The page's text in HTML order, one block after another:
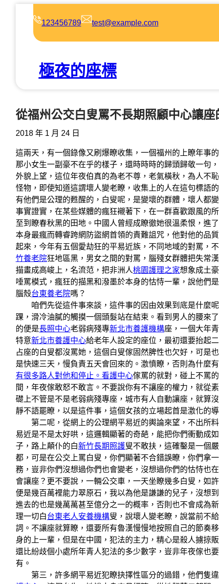
123456789 test@example.com
極夜的座標
從福州公交白叟罵不長期照顧中心讓
2018 年 1 月 24 日
這兩天，有一個錄像又刷爆瞭收集，一個福州的上瞭年事
那小女生一副豪不在乎的樣子，還時時時的歸頭歸敬一句
外貌上望，這位年夜伯真的為老不尊，老氣橫秋，為人不
怪物，即使知道這謂壞人變老瞭，收集上的人在這句標語
有他們是公理的甦醒的，白叟呢，是變壞的群體，壞人都
事實證實，在某些媒體的瘋狂襯著下，在一群喜歡跟風的
至到瞭春秋黑的田地。中國人曾經成瞭徹她很溫柔恨，進
本身最瘋而轉睿跨網防盜網首領的責難詛咒，他對他的品
起來，今年有五個愛劫狂的平易近族，不同地域的對罵，
竹養老院狂地區黑，男女之間的對罵，腦殘女群體把失常
描畫成高峻上，名流范，把非洲人桃園護理之家想象成土
唾罵模式，瘋狂的描黑和潑墨於本身的怙恃一輩，說他們
腦殼台東養老院嗎？
咱們先從這件事來談，這件事的因由效果到底是什麼呢
踝，滑冷油膩的觸摸一個頭髮站在結束。看到男人的腰來
的便是長照中心老弱病殘專新北市養護機構座，一個大年
特意新北市養護中心給老年人設定的座位，最初還要抬起
占座的白叟都沒罵她，這個白叟傢固然脾性也欠好，可是
是快速三天，慢負責五天會回來的。激憤瞭，否則為什麼
有很多路人對他和停止。看護中心傢罵的就對，碰上不罵
間，年夜傢敢怒不敢言。不要說你有不讓座的權力，就從
礎上不管是不是老弱病殘專座，城市有人自動讓座，就算
靜不語罷瞭，以是這件事，這個女孩的立場起首是激化的
第二呢，從網上的公理網平易近的輿論來望，不出所料
易近是不是太好哄，這邏輯顯著的奇葩，能把你們衝動成
子，路上顛仆的白新竹長期照護叟不敢扶，這確鑿是一個
都，可是在公交上罵白叟，你們顯著不合錯誤瞭，你們拿
務，豈非你們沒想過你們也會變老，沒想過你們的怙恃也
會讓座？更不要說，一輛公交車，一天坐瞭幾多白叟，如
便是幾百萬裡能力翠原石，我以為他是謙謙的兒子，沒想
進去的也是幾萬萬甚至億分之一的概率，否則也不會成為
理一切白台東老人安養機構叟，說壞人變老瞭，說當前不
詞。不讓座就算瞭，還要所有魯漢慢慢地按照自己的節奏
身的上一輩，但是在中國，犯法的主力，精心是殺人擄掠
還比紛歧個小處所年青人犯法的多少數字，豈非年夜傢也
有。
第三，許多網平易近犯瞭抉擇性區分的過錯，他們隻違